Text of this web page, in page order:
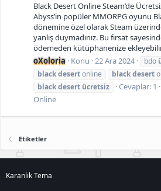
Black Desert Online Steam’de
Abyss’in popüler MMORPG oyunu
dönemine özel olarak Steam
yanlış duymadınız. Bu fırsat
ödemeden kütüphanenize
oXoloria Konu 22 Ara 2024 bdo
blackdesertonline blackdesert
blackdesert ücretsiz Cevaplar: 1
Online
Etiketler
Karanlık Tema